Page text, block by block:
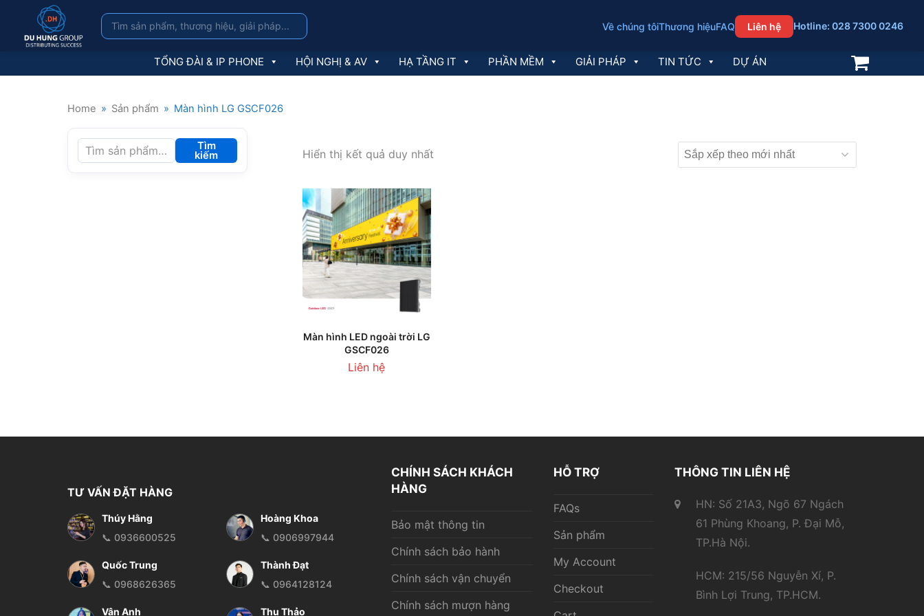
Về chúng tôiThương hiệuFAQ Liên hệ Hotline: 028 7300 0246
TỔNG ĐÀI & IP PHONE HỘI NGHỊ & AV HẠ TẦNG IT PHẦN MỀM GIẢI PHÁP TIN TỨC DỰ ÁN
Home » Sản phẩm » Màn hình LG GSCF026
Hiển thị kết quả duy nhất
THÊM VÀO GIỎ HÀNG
Màn hình LED ngoài trời LG
GSCF026
Liên hệ
Tìm
kiếm
TƯ VẤN ĐẶT HÀNG
Thúy Hằng
📞 0936600525
Hoàng Khoa
📞 0906997944
Quốc Trung
📞 0968626365
Thành Đạt
📞 0964128124
Vân Anh Thu Thảo
CHÍNH SÁCH KHÁCH
HÀNG
Bảo mật thông tin
Chính sách bảo hành
Chính sách vận chuyển
Chính sách mượn hàng
HỖ TRỢ
FAQs
Sản phẩm
My Account
Checkout
THÔNG TIN LIÊN HỆ
HN: Số 21A3, Ngõ 67 Ngách
61 Phùng Khoang, P. Đại Mỗ,
TP.Hà Nội.
HCM: 215/56 Nguyễn Xí, P.
Bình Lợi Trung, TP.HCM.